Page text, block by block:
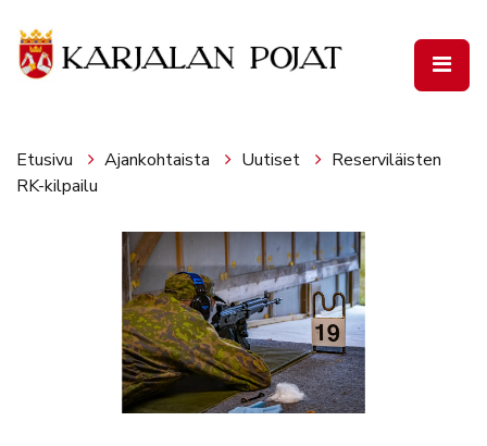
Etusivu Ajankohtaista Uutiset
Reserviläisten
RK-kilpailu